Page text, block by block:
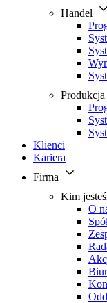
Handel
Produkcja
Klienci
Kariera
Firma
Kim
O